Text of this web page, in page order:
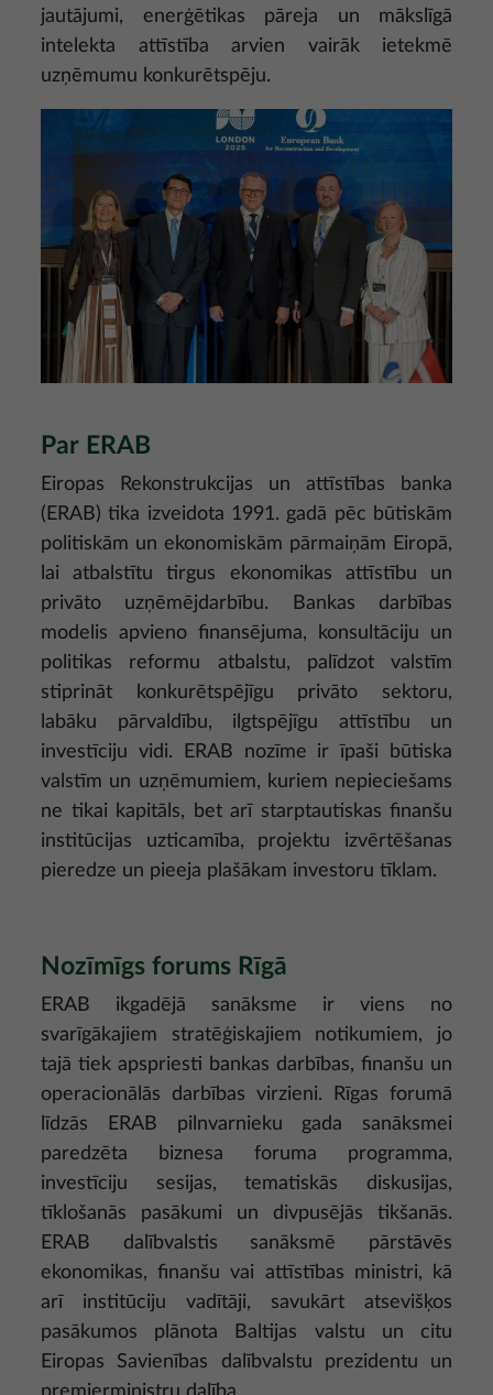
jautājumi, enerģētikas pāreja un mākslīgā
intelekta attīstība arvien vairāk ietekmē
uzņēmumu konkurētspēju.
Par ERAB
Eiropas Rekonstrukcijas un attīstības banka
(ERAB) tika izveidota 1991. gadā pēc būtiskām
politiskām un ekonomiskām pārmaiņām Eiropā,
lai atbalstītu tirgus ekonomikas attīstību un
privāto uzņēmējdarbību. Bankas darbības
modelis apvieno finansējuma, konsultāciju un
politikas reformu atbalstu, palīdzot valstīm
stiprināt konkurētspējīgu privāto sektoru,
labāku pārvaldību, ilgtspējīgu attīstību un
investīciju vidi. ERAB nozīme ir īpaši būtiska
valstīm un uzņēmumiem, kuriem nepieciešams
ne tikai kapitāls, bet arī starptautiskas finanšu
institūcijas uzticamība, projektu izvērtēšanas
pieredze un pieeja plašākam investoru tīklam.
Nozīmīgs forums Rīgā
ERAB ikgadējā sanāksme ir viens no
svarīgākajiem stratēģiskajiem notikumiem, jo
tajā tiek apspriesti bankas darbības, finanšu un
operacionālās darbības virzieni. Rīgas forumā
līdzās ERAB pilnvarnieku gada sanāksmei
paredzēta biznesa foruma programma,
investīciju sesijas, tematiskās diskusijas,
tīklošanās pasākumi un divpusējās tikšanās.
ERAB dalībvalstis sanāksmē pārstāvēs
ekonomikas, finanšu vai attīstības ministri, kā
arī institūciju vadītāji, savukārt atsevišķos
pasākumos plānota Baltijas valstu un citu
Eiropas Savienības dalībvalstu prezidentu un